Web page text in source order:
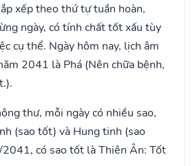
xếp theo thứ tự tuần hoàn,
ngày, có tính chất tốt xấu tùy
cụ thể. Ngày hôm nay, lịch âm
2041 là Phá (Nên chữa bệnh,
thư, mỗi ngày có nhiều sao,
(sao tốt) và Hung tinh (sao
có sao tốt là Thiên Ân: Tốt